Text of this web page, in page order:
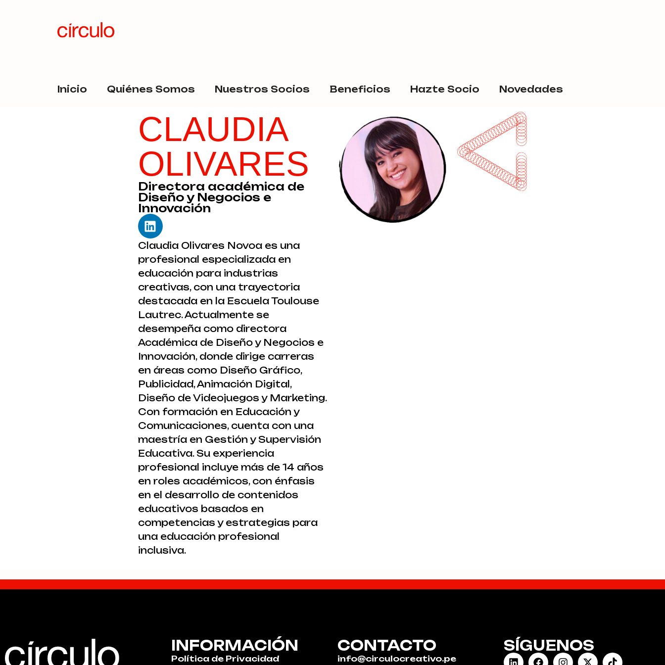
Inicio Quiénes Somos Nuestros Socios Beneficios Hazte Socio Novedades
CLAUDIA
OLIVARES
Directora académica de
Diseño y Negocios e
Innovación
Claudia Olivares Novoa es una
profesional especializada en
educación para industrias
creativas, con una trayectoria
destacada en la Escuela Toulouse
Lautrec. Actualmente se
desempeña como directora
Académica de Diseño y Negocios e
Innovación, donde dirige carreras
en áreas como Diseño Gráfico,
Publicidad, Animación Digital,
Diseño de Videojuegos y Marketing.
Con formación en Educación y
Comunicaciones, cuenta con una
maestría en Gestión y Supervisión
Educativa. Su experiencia
profesional incluye más de 14 años
en roles académicos, con énfasis
en el desarrollo de contenidos
educativos basados en
competencias y estrategias para
una educación profesional
inclusiva.
INFORMACIÓN
Política de Privacidad
CONTACTO
info@circulocreativo.pe
SÍGUENOS